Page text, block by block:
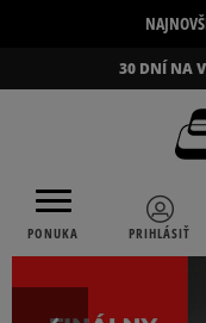
30 DNÍ NA
PONUKA PRIHLÁSIŤ